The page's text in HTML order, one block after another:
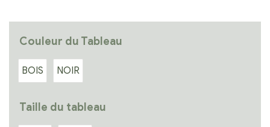
Couleur du Tableau
BOIS NOIR
Taille du tableau